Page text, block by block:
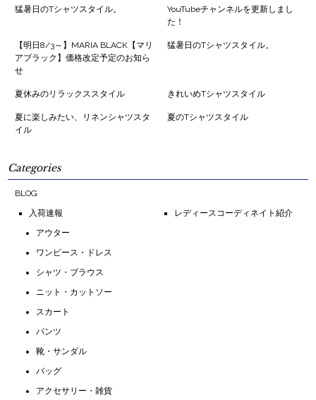
猛暑日のTシャツスタイル。
YouTubeチャンネルを更新しまし
た！
【明日8/3～】MARIA BLACK【マリ
アブラック】価格改定予定のお知ら
せ
猛暑日のTシャツスタイル。
夏休みのリラックススタイル きれいめTシャツスタイル
夏に楽しみたい、リネンシャツスタ
イル
夏のTシャツスタイル
Categories
BLOG
入荷速報
アウター
ワンピース・ドレス
シャツ・ブラウス
ニット・カットソー
スカート
パンツ
靴・サンダル
バッグ
アクセサリー・雑貨
レディースコーディネイト紹介